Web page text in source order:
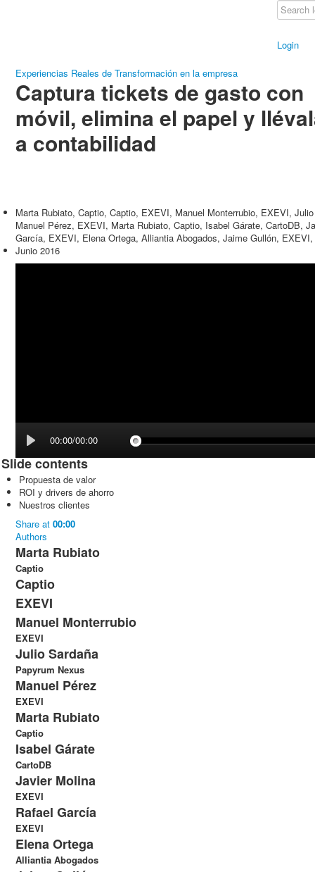
Login
Experiencias Reales de Transformación en la empresa
Captura tickets de gasto con
móvil, elimina el papel y
a contabilidad
Marta Rubiato, Captio, Captio, EXEVI, Manuel Monterrubio, EXEVI,
Manuel Pérez, EXEVI, Marta Rubiato, Captio, Isabel Gárate, CartoDB,
García, EXEVI, Elena Ortega, Alliantia Abogados, Jaime Gullón,
Junio 2016
00:00/00:00
Slide contents
Propuesta de valor
ROI y drivers de ahorro
Nuestros clientes
Share at 00:00
Authors
Marta Rubiato
Captio
Captio
EXEVI
Manuel Monterrubio
EXEVI
Julio Sardaña
Papyrum Nexus
Manuel Pérez
EXEVI
Marta Rubiato
Captio
Isabel Gárate
CartoDB
Javier Molina
EXEVI
Rafael García
EXEVI
Elena Ortega
Alliantia Abogados